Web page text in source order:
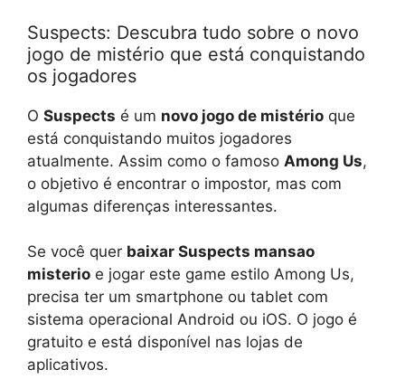
Suspects: Descubra tudo sobre o novo
jogo de mistério que está conquistando
os jogadores
O Suspects é um novo jogo de mistério que
está conquistando muitos jogadores
atualmente. Assim como o famoso Among Us,
o objetivo é encontrar o impostor, mas com
algumas diferenças interessantes.
Se você quer baixar Suspects mansao
misterio e jogar este game estilo Among Us,
precisa ter um smartphone ou tablet com
sistema operacional Android ou iOS. O jogo é
gratuito e está disponível nas lojas de
aplicativos.